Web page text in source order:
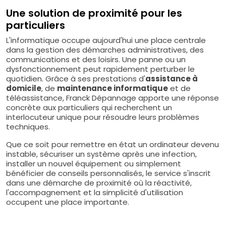
Une solution de proximité pour les
particuliers
L'informatique occupe aujourd'hui une place centrale
dans la gestion des démarches administratives, des
communications et des loisirs. Une panne ou un
dysfonctionnement peut rapidement perturber le
quotidien. Grâce à ses prestations d'assistance à
domicile, de maintenance informatiqueet de
téléassistance, Franck Dépannage apporte une réponse
concrète aux particuliers qui recherchent un
interlocuteur unique pour résoudre leurs problèmes
techniques.
Que ce soit pour remettre en état un ordinateur devenu
instable, sécuriser un système après une infection,
installer un nouvel équipement ou simplement
bénéficier de conseils personnalisés, le service s'inscrit
dans une démarche de proximité où la réactivité,
l'accompagnement et la simplicité d'utilisation
occupent une place importante.